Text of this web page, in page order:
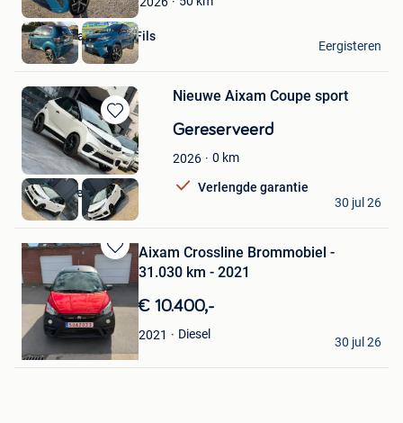
Favorieten
Garage Marchand &Fils
Mettet
Eergisteren
Bewaren
in
Mijn
Favorieten
Nieuwe Aixam Coupe sport
Gereserveerd
2026 0 km
Verlengde garantie
autohandel de vos
Lessines
30 jul 26
Bewaren
in
Mijn
Favorieten
Aixam Crossline Brommobiel -
31.030 km - 2021
€ 10.400,-
2021 Diesel
José Mendes
Dentergem
30 jul 26